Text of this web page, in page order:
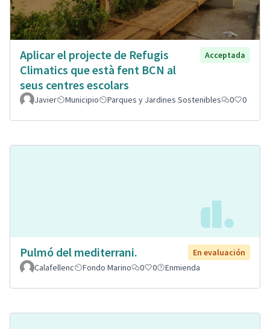
Aplicar el projecte de Refugis
Climatics que està fent BCN al
seus centres escolars
Acceptada
Javier Municipio Parques y Jardines Sostenibles 0 0
Pulmó del mediterrani.
En evaluación
Calafellenc
Fondo Marino 0 0 Enmienda